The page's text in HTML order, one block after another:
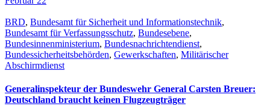
BRD, Bundesamt für Sicherheit und Informationstechnik,
Bundesamt für Verfassungsschutz, Bundesebene,
Bundesinnenministerium, Bundesnachrichtendienst,
Bundessicherheitsbehörden, Gewerkschaften, Militärischer
Abschirmdienst
Generalinspekteur der Bundeswehr General Carsten Breuer:
Deutschland braucht keinen Flugzeugträger